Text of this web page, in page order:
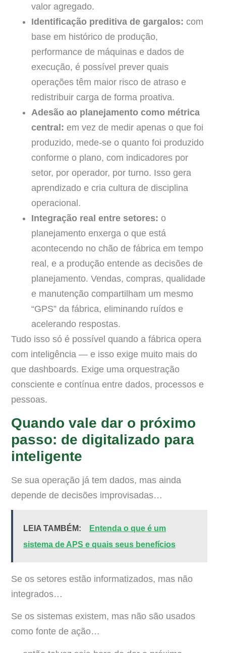
valor agregado.
Identificação preditiva de gargalos: com
base em histórico de produção,
performance de máquinas e dados de
execução, é possível prever quais
operações têm maior risco de atraso e
redistribuir carga de forma proativa.
Adesão ao planejamento como métrica
central: em vez de medir apenas o que foi
produzido, mede-se o quanto foi produzido
conforme o plano, com indicadores por
setor, por operador, por turno. Isso gera
aprendizado e cria cultura de disciplina
operacional.
Integração real entre setores: o
planejamento enxerga o que está
acontecendo no chão de fábrica em tempo
real, e a produção entende as decisões de
planejamento. Vendas, compras, qualidade
e manutenção compartilham um mesmo
“GPS” da fábrica, eliminando ruídos e
acelerando respostas.
Tudo isso só é possível quando a fábrica opera
com inteligência — e isso exige muito mais do
que dashboards. Exige uma orquestração
consciente e contínua entre dados, processos e
pessoas.
Quando vale dar o próximo
passo: de digitalizado para
inteligente
Se sua operação já tem dados, mas ainda
depende de decisões improvisadas…
LEIA TAMBÉM:
Entenda o que é um
sistema de APS e quais seus benefícios
Se os setores estão informatizados, mas não
integrados…
Se os sistemas existem, mas não são usados
como fonte de ação…